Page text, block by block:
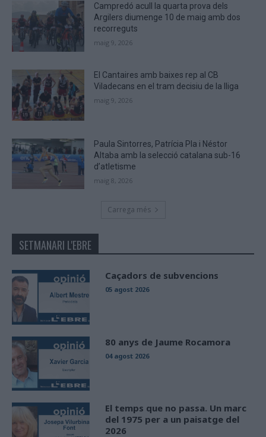
Campredó acull la quarta prova dels
Argilers diumenge 10 de maig amb dos
recorreguts
maig 9, 2026
El Cantaires amb baixes rep al CB
Viladecans en el tram decisiu de la lliga
maig 9, 2026
Paula Sintorres, Patrícia Pla i Néstor
Altaba amb la selecció catalana sub-16
d’atletisme
maig 8, 2026
Carrega més
SETMANARI L'EBRE
Caçadors de subvencions
05 agost 2026
80 anys de Jaume Rocamora
04 agost 2026
El temps que no passa. Un marc
del 1975 per a un paisatge del
2026